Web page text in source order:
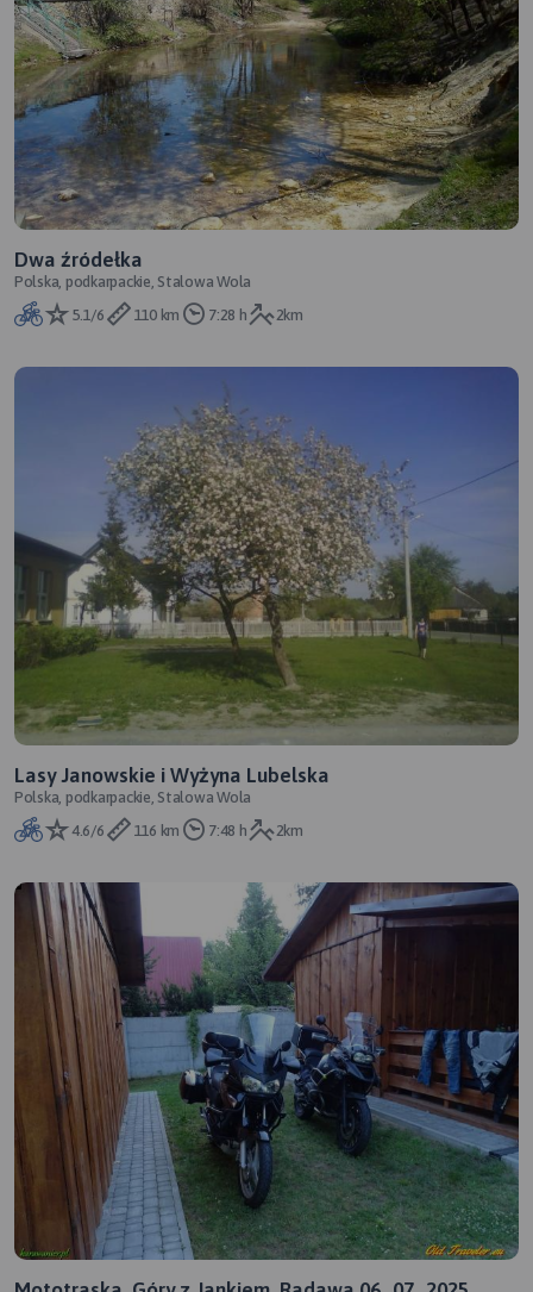
Dwa źródełka
Polska, podkarpackie, Stalowa Wola
5.1/6
110 km 7:28 h 2km
Lasy Janowskie i Wyżyna Lubelska
Polska, podkarpackie, Stalowa Wola
4.6/6
116 km 7:48 h 2km